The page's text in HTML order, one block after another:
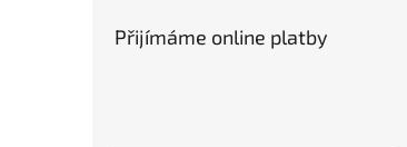
Přijímáme online platby